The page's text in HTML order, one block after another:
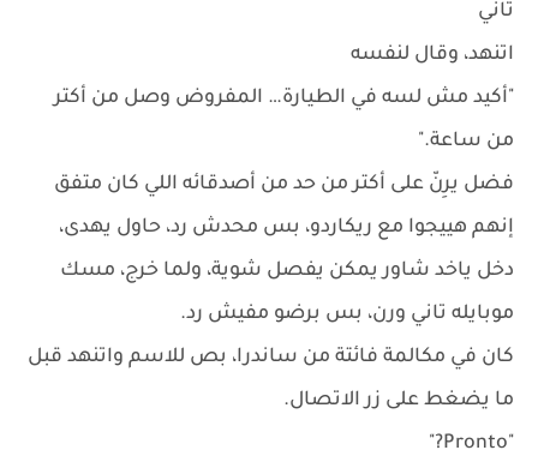
تاني
اتنهد، وقال لنفسه
"أكيد مش لسه في الطيارة… المفروض وصل من أكتر
من ساعة."
فضل يرِنّ على أكتر من حد من أصدقائه اللي كان متفق
إنهم هييجوا مع ريكاردو، بس محدش رد، حاول يهدى،
دخل ياخد شاور يمكن يفصل شوية، ولما خرج، مسك
موبايله تاني ورن، بس برضو مفيش رد.
كان في مكالمة فائتة من ساندرا، بص للاسم واتنهد قبل
ما يضغط على زر الاتصال.
"Pronto?"